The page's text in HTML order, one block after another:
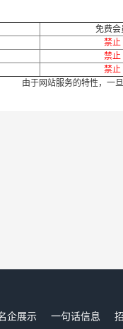
免费会
禁止
禁止
禁止
由于网站服务的特性，一
企展示 一句话信息